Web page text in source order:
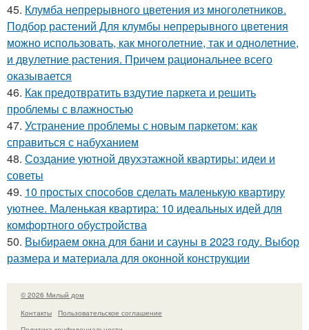
45. Клумба непрерывного цветения из многолетников.
Подбор растений Для клумбы непрерывного цветения
можно использовать, как многолетние, так и однолетние,
и двулетние растения. Причем рациональнее всего
оказывается
46. Как предотвратить вздутие паркета и решить
проблемы с влажностью
47. Устранение проблемы с новым паркетом: как
справиться с набуханием
48. Создание уютной двухэтажной квартиры: идеи и
советы
49. 10 простых способов сделать маленькую квартиру
уютнее. Маленькая квартира: 10 идеальных идей для
комфортного обустройства
50. Выбираем окна для бани и сауны в 2023 году. Выбор
размера и материала для оконной конструкции
© 2026 Милый дом
Контакты
Пользовательское соглашение